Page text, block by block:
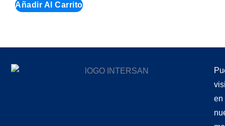
Añadir Al Carrito
en